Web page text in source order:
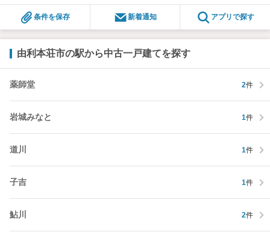
条件を保存 新着通知 アプリで探す
由利本荘市の駅から中古一戸建てを探す
薬師堂 2件
岩城みなと 1件
道川 1件
子吉 1件
鮎川 2件